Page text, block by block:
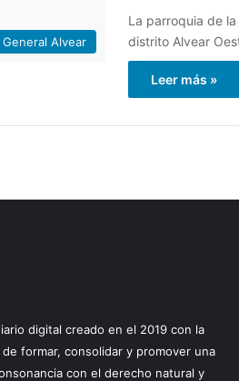
General Alvear
La parroquia de
distrito Alvear
Leer más »
digital creado en el 2019 con la
formar, consolidar y promover una
con el derecho natural y